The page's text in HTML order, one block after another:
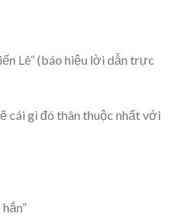
Lê” (báo hiệu lời dẫn trực
cái gì đó thân thuộc nhất với